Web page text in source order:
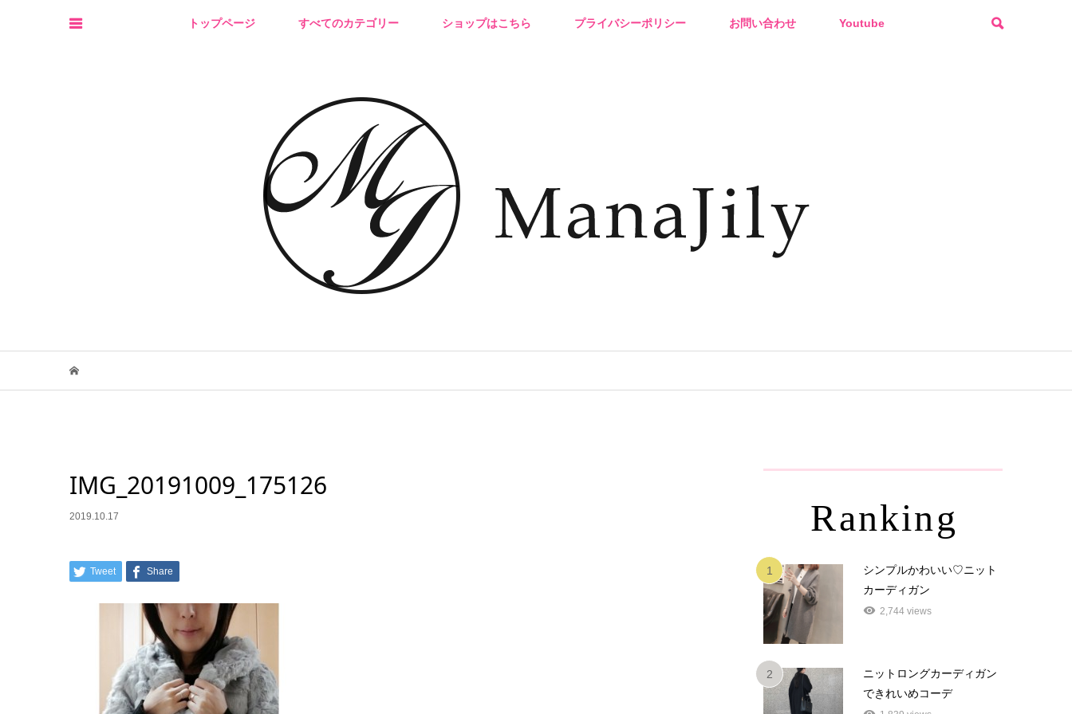
トップページ すべてのカテゴリー ショップはこちら プライバシーポリシー お問い合わせ Youtube
IMG_20191009_175126
2019.10.17
Tweet Share
Ranking
1
シンプルかわいい♡ニット
カーディガン
2,744 views
2
ニットロングカーディガン
できれいめコーデ